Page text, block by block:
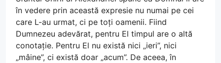
în vedere prin această expresie nu numai pe cei
care L-au urmat, ci pe toți oamenii. Fiind
Dumnezeu adevărat, pentru El timpul are o altă
conotație. Pentru El nu există nici „ieri”, nici
„mâine”, ci există doar „acum”. De aceea, în